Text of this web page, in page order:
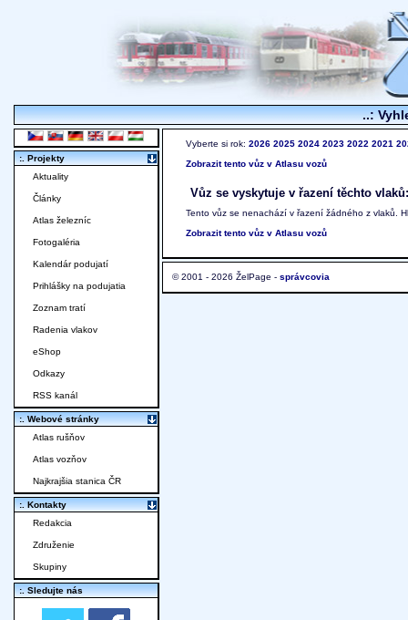
..:
Vyberte si rok: 2026 2025 2024 2023 2022 2021
Zobrazit tento vůz v Atlasu vozů
Vůz se vyskytuje v řazení těchto vlaků:
Tento vůz se nenachází v řazení žádného z vlaků.
Zobrazit tento vůz v Atlasu vozů
© 2001 - 2026 ŽelPage - správcovia
:. Projekty
Aktuality
Články
Atlas železníc
Fotogaléria
Kalendár podujatí
Prihlášky na podujatia
Zoznam tratí
Radenia vlakov
eShop
Odkazy
RSS kanál
:. Webové stránky
Atlas rušňov
Atlas vozňov
Najkrajšia stanica ČR
:. Kontakty
Redakcia
Združenie
Skupiny
:. Sledujte nás